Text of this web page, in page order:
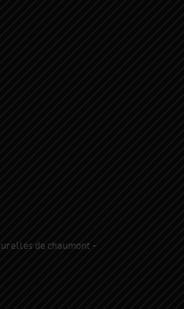
de chaumont -